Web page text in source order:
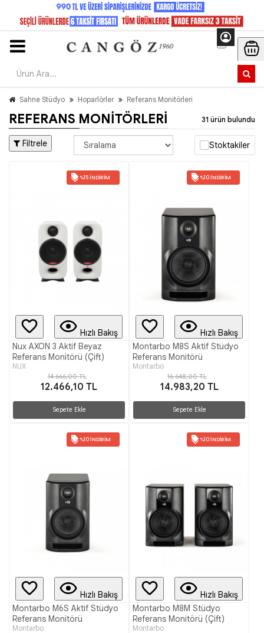
Sahne Stüdyo Hoparlörler Referans Monitörleri
REFERANS MONITÖRLERI 31 ürün bulundu
Filtrele Stoktakiler
%15 İNDIRIM
Hızlı Bakış
Nux AXON 3 Aktif Beyaz
Referans Monitörü (Çift)
NUX
14.666,00 TL
12.466,10 TL
Sepete Ekle
%10 İNDIRIM
Hızlı Bakış
Montarbo M8S Aktif Stüdyo
Referans Monitörü
Montarbo
16.648,00 TL
14.983,20 TL
Sepete Ekle
%10 İNDIRIM
Hızlı Bakış
Montarbo M6S Aktif Stüdyo
Referans Monitörü
Montarbo
%10 İNDIRIM
Hızlı Bakış
Montarbo M8M Stüdyo
Referans Monitörü (Çift)
Montarbo